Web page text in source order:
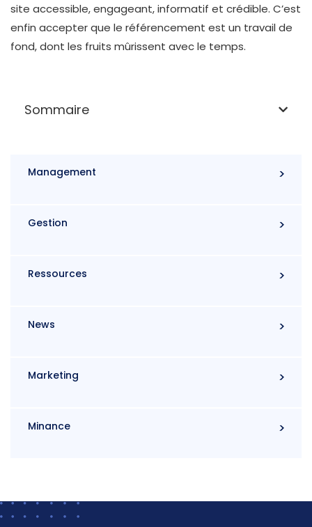
site accessible, engageant, informatif et crédible. C’est
enfin accepter que le référencement est un travail de
fond, dont les fruits mûrissent avec le temps.
Sommaire
Management
Gestion
Ressources
News
Marketing
Minance